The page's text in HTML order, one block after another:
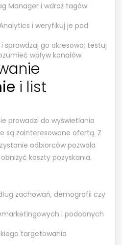
Manager i wdroż tagów
i weryfikuj je pod
sprawdzaj go okresowo; testuj
wpływ kanałów.
i list
prowadzi do wyświetlania
są zainteresowane ofertą. Z
odbiorców pozwala
koszty pozyskania.
zachowań, demografii czy
i podobnych
targetowania